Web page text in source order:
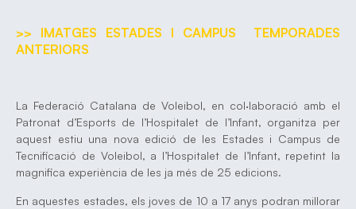
>> IMATGES ESTADES I CAMPUS TEMPORADES
ANTERIORS
La Federació Catalana de Voleibol, en col·laboració amb el
Patronat d’Esports de l’Hospitalet de l’Infant, organitza per
aquest estiu una nova edició de les Estades i Campus de
Tecnificació de Voleibol, a l’Hospitalet de l’Infant, repetint la
magnifica experiència de les ja més de 25 edicions.
En aquestes estades, els joves de 10 a 17 anys podran millorar